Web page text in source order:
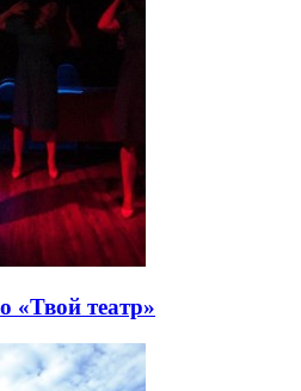
«Твой театр»